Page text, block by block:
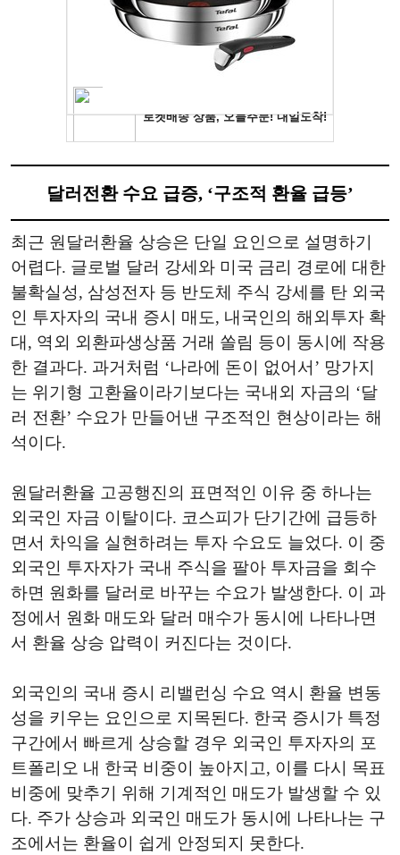
달러전환 수요 급증, ‘구조적 환율 급등’
최근 원달러환율 상승은 단일 요인으로 설명하기
어렵다. 글로벌 달러 강세와 미국 금리 경로에 대한
불확실성, 삼성전자 등 반도체 주식 강세를 탄 외국
인 투자자의 국내 증시 매도, 내국인의 해외투자 확
대, 역외 외환파생상품 거래 쏠림 등이 동시에 작용
한 결과다. 과거처럼 ‘나라에 돈이 없어서’ 망가지
는 위기형 고환율이라기보다는 국내외 자금의 ‘달
러 전환’ 수요가 만들어낸 구조적인 현상이라는 해
석이다.
원달러환율 고공행진의 표면적인 이유 중 하나는
외국인 자금 이탈이다. 코스피가 단기간에 급등하
면서 차익을 실현하려는 투자 수요도 늘었다. 이 중
외국인 투자자가 국내 주식을 팔아 투자금을 회수
하면 원화를 달러로 바꾸는 수요가 발생한다. 이 과
정에서 원화 매도와 달러 매수가 동시에 나타나면
서 환율 상승 압력이 커진다는 것이다.
외국인의 국내 증시 리밸런싱 수요 역시 환율 변동
성을 키우는 요인으로 지목된다. 한국 증시가 특정
구간에서 빠르게 상승할 경우 외국인 투자자의 포
트폴리오 내 한국 비중이 높아지고, 이를 다시 목표
비중에 맞추기 위해 기계적인 매도가 발생할 수 있
다. 주가 상승과 외국인 매도가 동시에 나타나는 구
조에서는 환율이 쉽게 안정되지 못한다.